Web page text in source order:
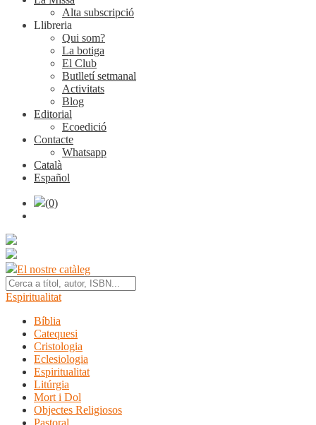
Alta subscripció
Llibreria
Qui som?
La botiga
El Club
Butlletí setmanal
Activitats
Blog
Editorial
Ecoedició
Contacte
Whatsapp
Català
Español
(0)
El nostre catàleg
Espiritualitat
Bíblia
Catequesi
Cristologia
Eclesiologia
Espiritualitat
Litúrgia
Mort i Dol
Objectes Religiosos
Pastoral